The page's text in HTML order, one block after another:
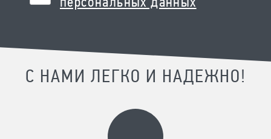
персональных данных
С НАМИ ЛЕГКО И НАДЕЖНО!